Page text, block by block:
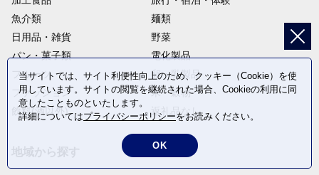
魚介類
麺類
日用品・雑貨
野菜
パン・菓子類
電化製品
フルーツ
卵・乳製品
ファッション
米・穀物
飲料(酒以外)
返礼品なし
当サイトでは、サイト利便性向上のため、クッキー（Cookie）を使
用しています。サイトの閲覧を継続された場合、Cookieの利用に同
意したことものといたします。
詳細についてはプライバシーポリシーをお読みください。
OK